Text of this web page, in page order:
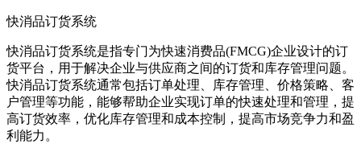
快消品订货系统
快消品订货系统是指专门为快速消费品(FMCG)企业设计的订
货平台，用于解决企业与供应商之间的订货和库存管理问题。
快消品订货系统通常包括订单处理、库存管理、价格策略、客
户管理等功能，能够帮助企业实现订单的快速处理和管理，提
高订货效率，优化库存管理和成本控制，提高市场竞争力和盈
利能力。